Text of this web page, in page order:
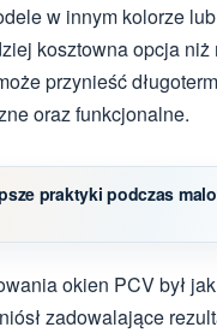
w innym kolorze
kosztowna opcja
przynieść
oraz funkcjonalne.
praktyki podczas
okien PCV był
zadowalające